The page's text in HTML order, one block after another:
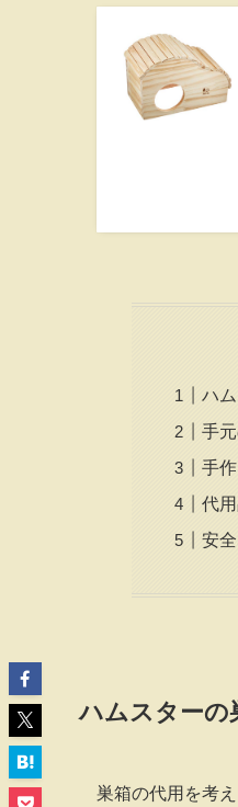
ハ
手
手
代
安
ハムスターの
巣箱の代用を考